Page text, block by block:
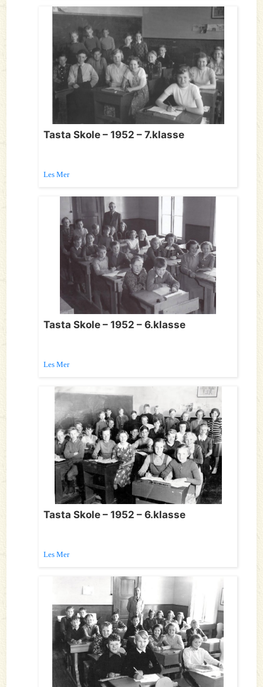
Tasta Skole – 1952 – 7.klasse
Les Mer
Tasta Skole – 1952 – 6.klasse
Les Mer
Tasta Skole – 1952 – 6.klasse
Les Mer